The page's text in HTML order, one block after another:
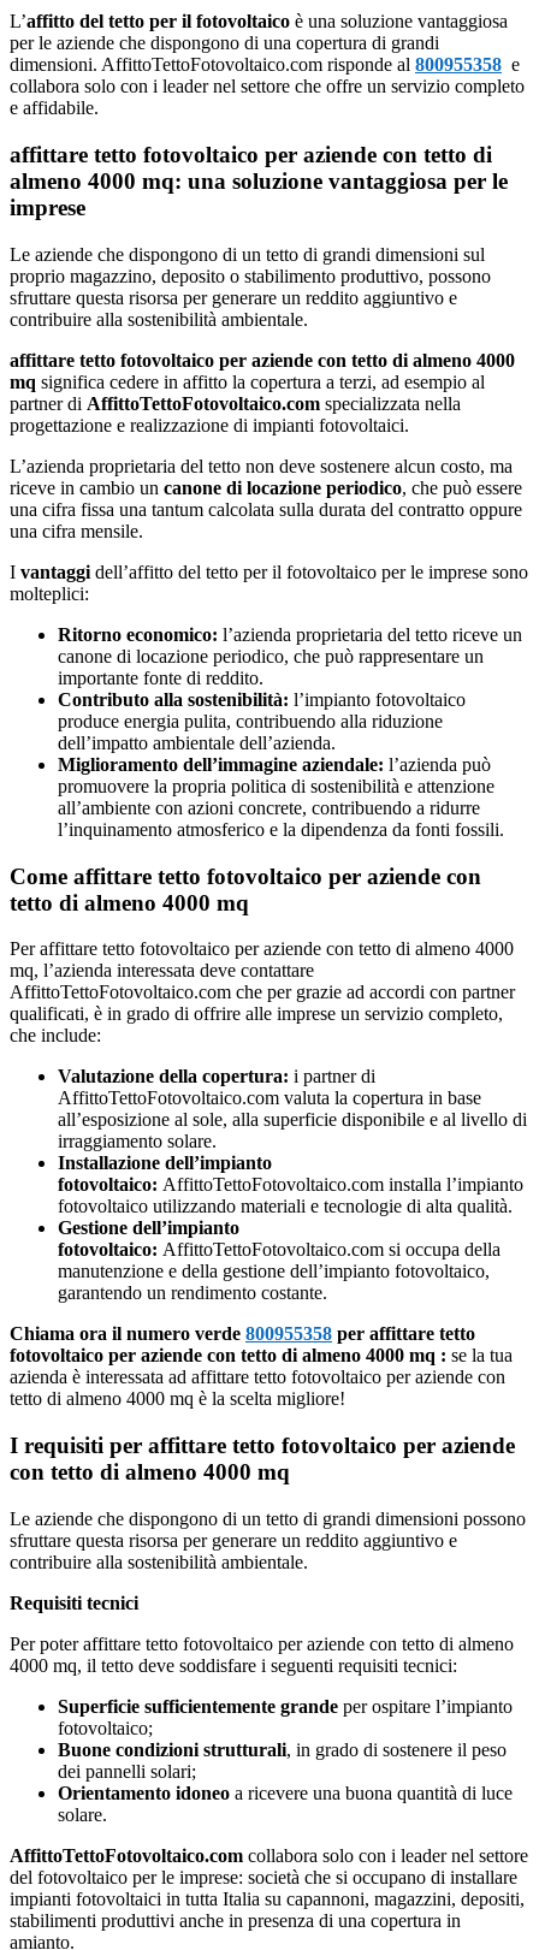
L’affitto del tetto per il fotovoltaico è una soluzione vantaggiosa
per le aziende che dispongono di una copertura di grandi
dimensioni. AffittoTettoFotovoltaico.com risponde al 800955358 e
collabora solo con i leader nel settore che offre un servizio completo
e affidabile.
affittare tetto fotovoltaico per aziende con tetto di
almeno 4000 mq: una soluzione vantaggiosa per le
imprese
Le aziende che dispongono di un tetto di grandi dimensioni sul
proprio magazzino, deposito o stabilimento produttivo, possono
sfruttare questa risorsa per generare un reddito aggiuntivo e
contribuire alla sostenibilità ambientale.
affittare tetto fotovoltaico per aziende con tetto di almeno 4000
mq significa cedere in affitto la copertura a terzi, ad esempio al
partner di AffittoTettoFotovoltaico.com specializzata nella
progettazione e realizzazione di impianti fotovoltaici.
L’azienda proprietaria del tetto non deve sostenere alcun costo, ma
riceve in cambio un canone di locazione periodico, che può essere
una cifra fissa una tantum calcolata sulla durata del contratto oppure
una cifra mensile.
I vantaggi dell’affitto del tetto per il fotovoltaico per le imprese sono
molteplici:
Ritorno economico: l’azienda proprietaria del tetto riceve un
canone di locazione periodico, che può rappresentare un
importante fonte di reddito.
Contributo alla sostenibilità: l’impianto fotovoltaico
produce energia pulita, contribuendo alla riduzione
dell’impatto ambientale dell’azienda.
Miglioramento dell’immagine aziendale: l’azienda può
promuovere la propria politica di sostenibilità e attenzione
all’ambiente con azioni concrete, contribuendo a ridurre
l’inquinamento atmosferico e la dipendenza da fonti fossili.
Come affittare tetto fotovoltaico per aziende con
tetto di almeno 4000 mq
Per affittare tetto fotovoltaico per aziende con tetto di almeno 4000
mq, l’azienda interessata deve contattare
AffittoTettoFotovoltaico.com che per grazie ad accordi con partner
qualificati, è in grado di offrire alle imprese un servizio completo,
che include:
Valutazione della copertura: i partner di
AffittoTettoFotovoltaico.com valuta la copertura in base
all’esposizione al sole, alla superficie disponibile e al livello di
irraggiamento solare.
Installazione dell’impianto
fotovoltaico: AffittoTettoFotovoltaico.com installa l’impianto
fotovoltaico utilizzando materiali e tecnologie di alta qualità.
Gestione dell’impianto
fotovoltaico: AffittoTettoFotovoltaico.com si occupa della
manutenzione e della gestione dell’impianto fotovoltaico,
garantendo un rendimento costante.
Chiama ora il numero verde 800955358 per affittare tetto
fotovoltaico per aziende con tetto di almeno 4000 mq : se la tua
azienda è interessata ad affittare tetto fotovoltaico per aziende con
tetto di almeno 4000 mq è la scelta migliore!
I requisiti per affittare tetto fotovoltaico per aziende
con tetto di almeno 4000 mq
Le aziende che dispongono di un tetto di grandi dimensioni possono
sfruttare questa risorsa per generare un reddito aggiuntivo e
contribuire alla sostenibilità ambientale.
Requisiti tecnici
Per poter affittare tetto fotovoltaico per aziende con tetto di almeno
4000 mq, il tetto deve soddisfare i seguenti requisiti tecnici:
Superficie sufficientemente grande per ospitare l’impianto
fotovoltaico;
Buone condizioni strutturali, in grado di sostenere il peso
dei pannelli solari;
Orientamento idoneo a ricevere una buona quantità di luce
solare.
AffittoTettoFotovoltaico.com collabora solo con i leader nel settore
del fotovoltaico per le imprese: società che si occupano di installare
impianti fotovoltaici in tutta Italia su capannoni, magazzini, depositi,
stabilimenti produttivi anche in presenza di una copertura in
amianto.